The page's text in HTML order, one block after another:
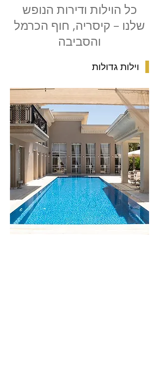
כל הוילות ודירות הנופש
שלנו – קיסריה, חוף הכרמל
והסביבה
וילות גדולות